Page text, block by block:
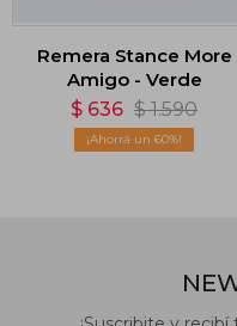
Remera Stance More
Amigo - Verde
$ 636 $ 1.590
60